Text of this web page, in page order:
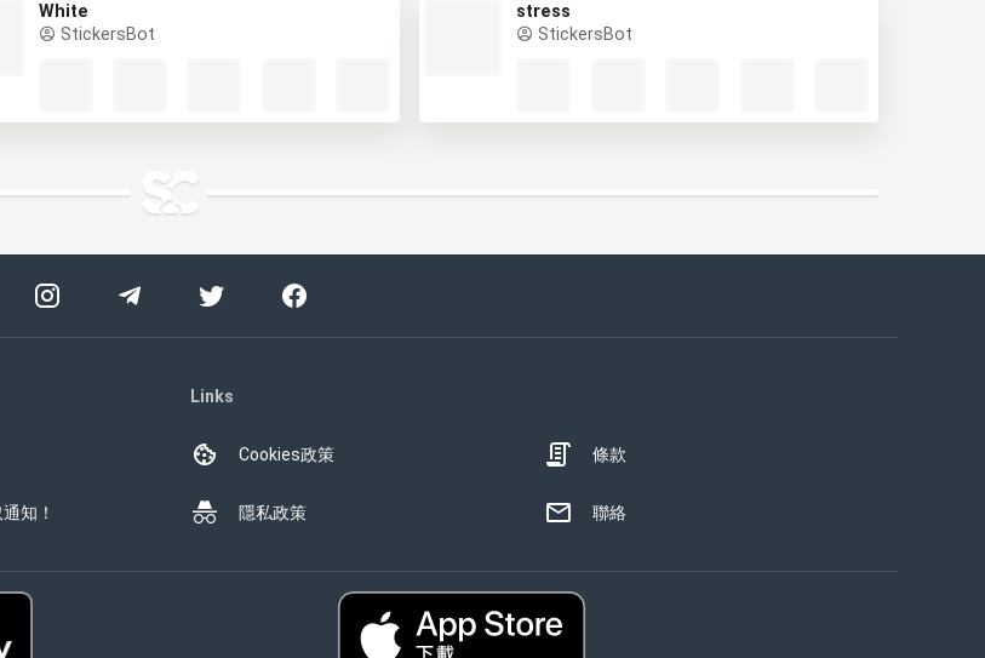
White
StickersBot
stress
StickersBot
知！
Links
Cookies政策
隱私政策
條款
聯絡